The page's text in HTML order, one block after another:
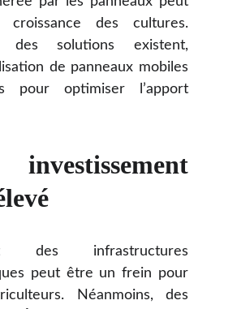
des cultures.
des solutions existent,
de panneaux mobiles
pour optimiser l’apport
infrastructures
peut être un frein pour
Néanmoins, des